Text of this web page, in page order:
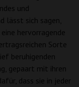
und
lässt sich sagen,
hervorragende
Sorte
beruhigenden
gepaart mit ihren
dass sie in jeder